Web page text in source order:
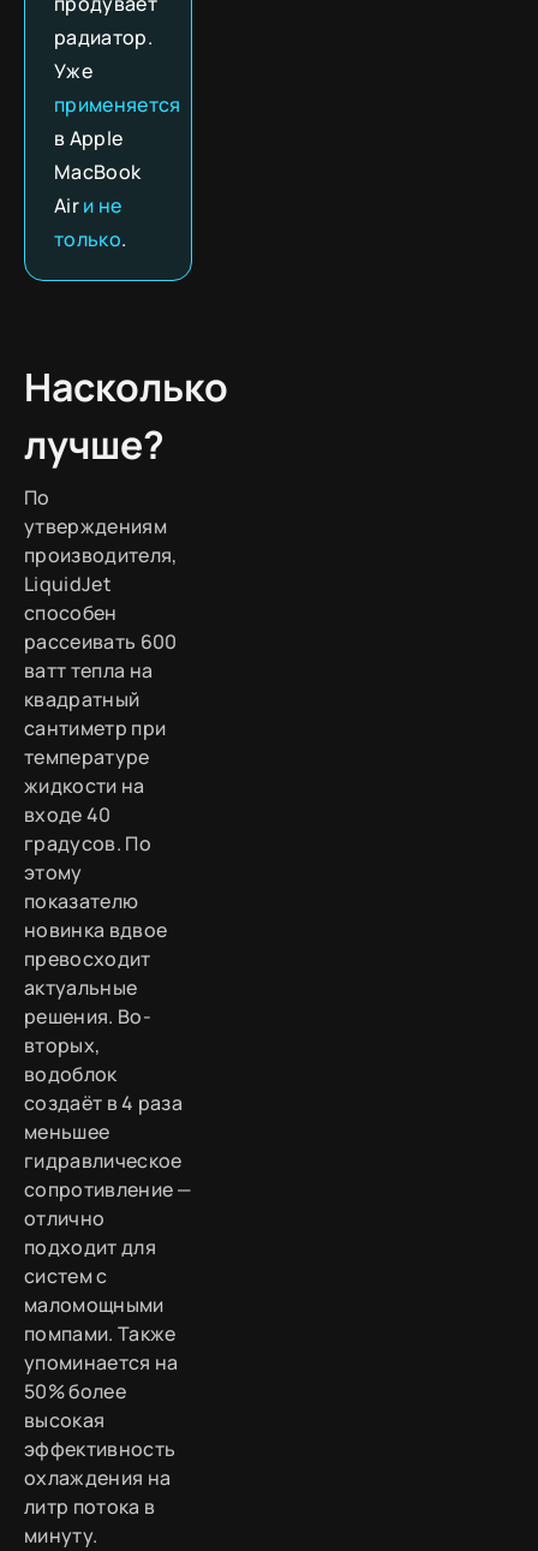
радиатор.
Уже
применяется
в Apple
MacBook
Airи не
только.
Насколько
лучше?
По
утверждениям
производителя,
LiquidJet
способен
рассеивать 600
ватт тепла на
квадратный
сантиметр при
температуре
жидкости на
входе 40
градусов. По
этому
показателю
новинка вдвое
превосходит
актуальные
решения. Во-
вторых,
водоблок
создаёт в 4 раза
меньшее
гидравлическое
сопротивление —
отлично
подходит для
систем с
маломощными
помпами. Также
упоминается на
50% более
высокая
эффективность
охлаждения на
литр потока в
минуту.